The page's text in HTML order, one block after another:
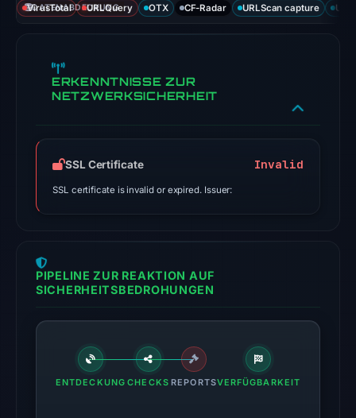
signals:
VirusTotal
flagged
on
at
06:31
UTC.
conclusive
timestamped
DATENABDECKUNG
VirusTotal URLQuery OTX CF-Radar URLScan capture
ERKENNTNISSE ZUR
NETZWERKSICHERHEIT
SSL Certificate Invalid
SSL certificate is invalid or expired. Issuer:
PIPELINE ZUR REAKTION AUF
SICHERHEITSBEDROHUNGEN
ENTDECKUNG CHECKS REPORTSVERFÜGBARKEIT